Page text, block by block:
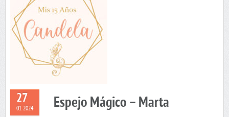
27
01 2024 Espejo Mágico – Marta